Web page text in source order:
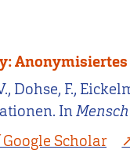
Dohse, F.,
In
Scholar